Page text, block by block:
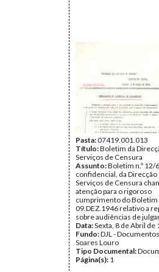
Pasta:07419.001.013
Título:Boletim da
Serviços de Censura
Assunto:Boletim n.º 12/
confidencial, da Direcção
Serviços de Censura
atenção para o rigoroso
cumprimento do Boletim
09.DEZ.1946 relativo a
sobre audiências de
Data:Sexta, 8 de Abril de
Fundo:DJL -
Soares Louro
Tipo Documental:
Página(s): 1